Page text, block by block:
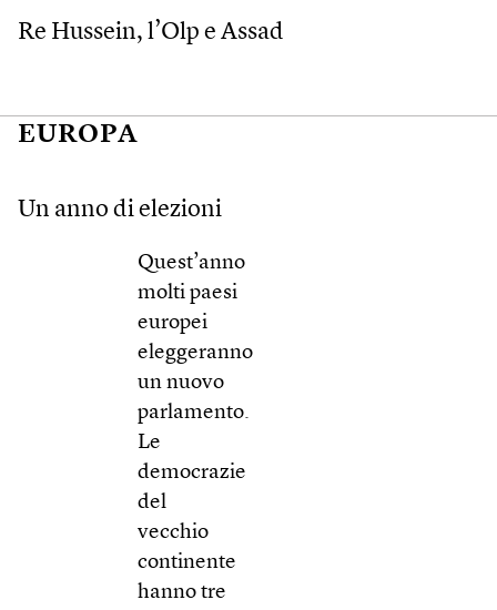
Re Hussein, l’Olp e Assad
EUROPA
Un anno di elezioni
Quest’anno
molti paesi
europei
eleggeranno
un nuovo
parlamento.
Le
democrazie
del
vecchio
continente
hanno tre